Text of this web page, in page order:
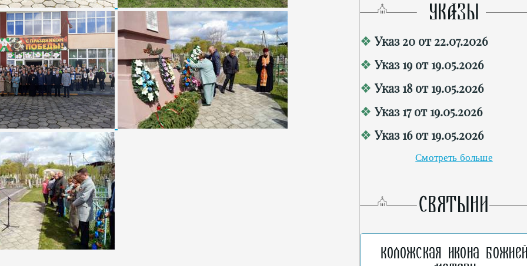
УКАЗЫ
Указ 20 от 22.07.2026
Указ 19 от 19.05.2026
Указ 18 от 19.05.2026
Указ 17 от 19.05.2026
Указ 16 от 19.05.2026
Смотреть больше
СВЯТЫНИ
Коложская икона